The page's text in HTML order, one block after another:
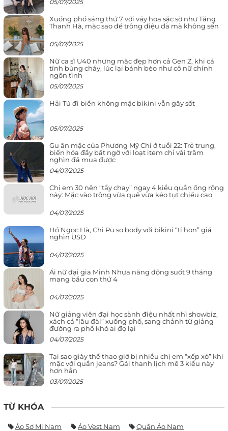
05/07/2025
Xuống phố sáng thứ 7 với váy hoa sặc sỡ như Tăng
Thanh Hà, mặc sao để trông điệu đà mà không sến
05/07/2025
Nữ ca sĩ U40 nhưng mặc đẹp hơn cả Gen Z, khi cá
tính bùng cháy, lúc lại bánh bèo như cô nữ chính
ngôn tình
05/07/2025
Hải Tú đi biển không mặc bikini vẫn gây sốt
05/07/2025
Gu ăn mặc của Phương Mỹ Chi ở tuổi 22: Trẻ trung,
biến hóa đầy bất ngờ với loạt item chỉ vài trăm
nghìn đã mua được
04/07/2025
Chị em 30 nên “tẩy chay” ngay 4 kiểu quần ống rộng
này: Mặc vào trông vừa quê vừa kéo tụt chiều cao
04/07/2025
Hồ Ngọc Hà, Chi Pu so body với bikini “tí hon” giá
nghìn USD
04/07/2025
Ái nữ đại gia Minh Nhựa năng động suốt 9 tháng
mang bầu con thứ 4
04/07/2025
Nữ giảng viên đại học sành điệu nhất nhì showbiz,
xách cả “lâu đài” xuống phố, sang chảnh từ giảng
đường ra phố khó ai đọ lại
04/07/2025
Tại sao giày thể thao giờ bị nhiều chị em “xếp xó” khi
mặc với quần jeans? Gái thanh lịch mê 3 kiểu này
hơn hẳn
03/07/2025
TỪ KHÓA
Áo Sơ Mi Nam Áo Vest Nam Quần Áo Nam